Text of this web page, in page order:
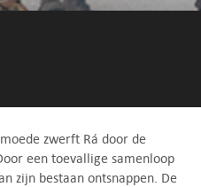
zwerft Rá door de
een toevallige samenloop
zijn bestaan ontsnappen. De